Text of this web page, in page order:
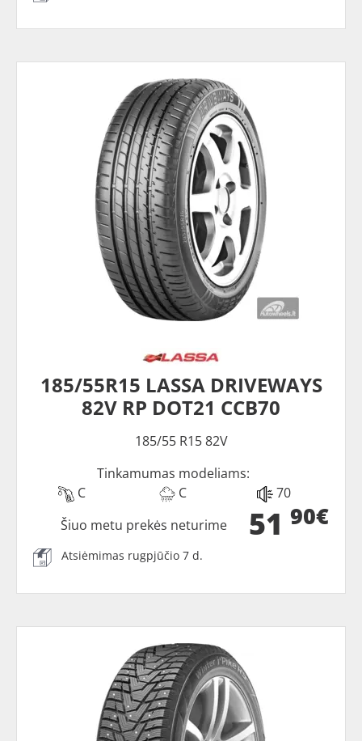
185/55R15 LASSA DRIVEWAYS
82V RP DOT21 CCB70
185/55 R15 82V
Tinkamumas modeliams:
C
C 70
51 90€
Šiuo metu prekės neturime
Atsiėmimas rugpjūčio 7 d.